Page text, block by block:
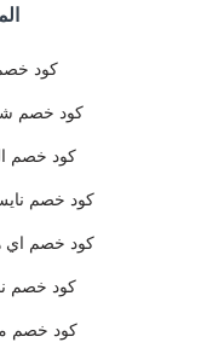
كود
كود خصم
كود خصم
كود خصم
كود خصم اي
كود خصم
كود خصم